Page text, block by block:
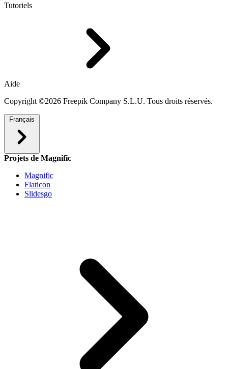
Tutoriels
Aide
Copyright ©2026 Freepik Company S.L.U. Tous droits réservés.
Français
Projets de Magnific
Magnific
Flaticon
Slidesgo